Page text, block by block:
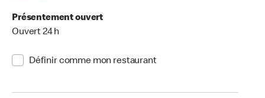
Présentement ouvert
Ouvert 24 h
Définir comme mon restaurant